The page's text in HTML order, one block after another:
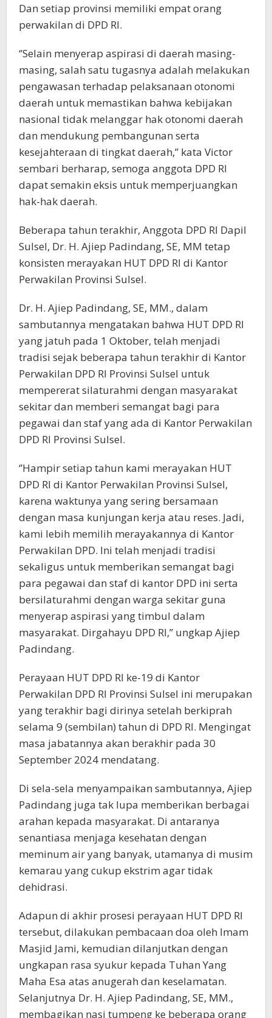
Dan setiap provinsi memiliki empat orang
perwakilan di DPD RI.
‘’Selain menyerap aspirasi di daerah masing-
masing, salah satu tugasnya adalah melakukan
pengawasan terhadap pelaksanaan otonomi
daerah untuk memastikan bahwa kebijakan
nasional tidak melanggar hak otonomi daerah
dan mendukung pembangunan serta
kesejahteraan di tingkat daerah,’’ kata Victor
sembari berharap, semoga anggota DPD RI
dapat semakin eksis untuk memperjuangkan
hak-hak daerah.
Beberapa tahun terakhir, Anggota DPD RI Dapil
Sulsel, Dr. H. Ajiep Padindang, SE, MM tetap
konsisten merayakan HUT DPD RI di Kantor
Perwakilan Provinsi Sulsel.
Dr. H. Ajiep Padindang, SE, MM., dalam
sambutannya mengatakan bahwa HUT DPD RI
yang jatuh pada 1 Oktober, telah menjadi
tradisi sejak beberapa tahun terakhir di Kantor
Perwakilan DPD RI Provinsi Sulsel untuk
mempererat silaturahmi dengan masyarakat
sekitar dan memberi semangat bagi para
pegawai dan staf yang ada di Kantor Perwakilan
DPD RI Provinsi Sulsel.
‘’Hampir setiap tahun kami merayakan HUT
DPD RI di Kantor Perwakilan Provinsi Sulsel,
karena waktunya yang sering bersamaan
dengan masa kunjungan kerja atau reses. Jadi,
kami lebih memilih merayakannya di Kantor
Perwakilan DPD. Ini telah menjadi tradisi
sekaligus untuk memberikan semangat bagi
para pegawai dan staf di kantor DPD ini serta
bersilaturahmi dengan warga sekitar guna
menyerap aspirasi yang timbul dalam
masyarakat. Dirgahayu DPD RI,’’ ungkap Ajiep
Padindang.
Perayaan HUT DPD RI ke-19 di Kantor
Perwakilan DPD RI Provinsi Sulsel ini merupakan
yang terakhir bagi dirinya setelah berkiprah
selama 9 (sembilan) tahun di DPD RI. Mengingat
masa jabatannya akan berakhir pada 30
September 2024 mendatang.
Di sela-sela menyampaikan sambutannya, Ajiep
Padindang juga tak lupa memberikan berbagai
arahan kepada masyarakat. Di antaranya
senantiasa menjaga kesehatan dengan
meminum air yang banyak, utamanya di musim
kemarau yang cukup ekstrim agar tidak
dehidrasi.
Adapun di akhir prosesi perayaan HUT DPD RI
tersebut, dilakukan pembacaan doa oleh Imam
Masjid Jami, kemudian dilanjutkan dengan
ungkapan rasa syukur kepada Tuhan Yang
Maha Esa atas anugerah dan keselamatan.
Selanjutnya Dr. H. Ajiep Padindang, SE, MM.,
membagikan nasi tumpeng ke beberapa orang